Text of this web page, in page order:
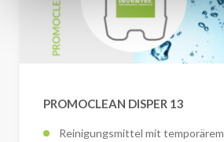
PROMOCLEAN DISPER 13
Reinigungsmittel mit temporärem